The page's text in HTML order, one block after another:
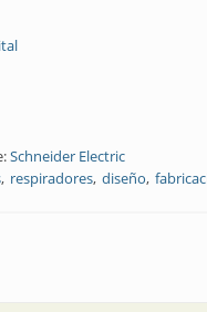
Schneider Electric
respiradores diseño
su producción de